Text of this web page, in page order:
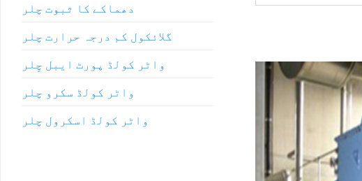
دھماکے کا ثبوت چلر
گلائکول کم درجہ حرارت چلر
واٹر کولڈ پورٹ ایبل چِلر
واٹر کولڈ سکرو چلر
واٹر کولڈ اسکرول چلر